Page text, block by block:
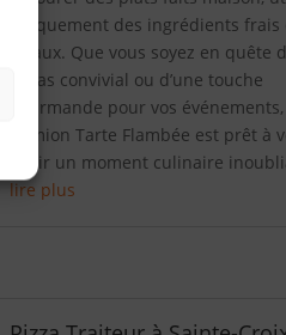
uniquement des ingrédients frais
locaux. Que vous soyez en quête
repas convivial ou d’une touche
gourmande pour vos
Camion Tarte Flambée est prêt à
offrir un moment culinaire
lire plus